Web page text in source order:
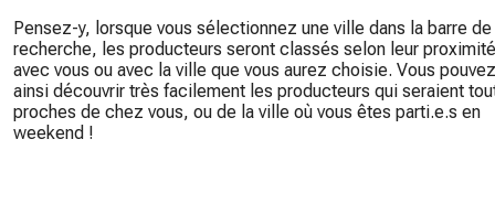
Pensez-y, lorsque vous sélectionnez une ville dans la barre de
recherche, les producteurs seront classés selon leur proximité
avec vous ou avec la ville que vous aurez choisie. Vous pouvez
ainsi découvrir très facilement les producteurs qui seraient
proches de chez vous, ou de la ville où vous êtes parti.e.s en
weekend !